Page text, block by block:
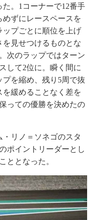
。1コーナーで12番手
ずにレースペースを
プごとに順位を上げ
見せつけるものとな
次のラップではターン
して2位に。瞬く間に
を縮め、残り5周で抜
緩めることなく差を
っての優勝を決めたの
リノ＝ソネゴのスタ
ポイントリーダーとし
ととなった。